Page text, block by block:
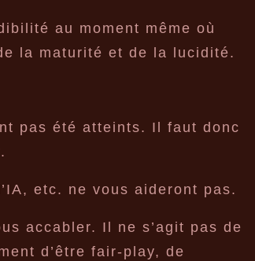
au moment même où
la maturité et de la lucidité.
pas été atteints. Il faut donc
etc. ne vous aideront pas.
accabler. Il ne s’agit pas de
d’être fair-play, de